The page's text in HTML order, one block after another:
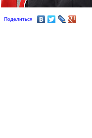
Поделиться